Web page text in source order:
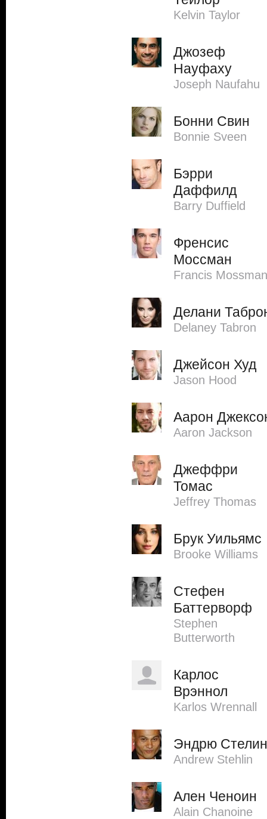
Kelvin Taylor
Джозеф
Науфаху
Joseph Naufahu
Бонни Свин
Bonnie Sveen
Бэрри
Даффилд
Barry Duffield
Френсис
Моссман
Francis Mossman
Делани
Delaney Tabron
Джейсон Худ
Jason Hood
Аарон
Aaron Jackson
Джеффри
Томас
Jeffrey Thomas
Брук Уильямс
Brooke Williams
Стефен
Баттерворф
Stephen
Butterworth
Карлос
Врэннол
Karlos Wrennall
Эндрю Стелин
Andrew Stehlin
Ален Ченоин
Alain Chanoine